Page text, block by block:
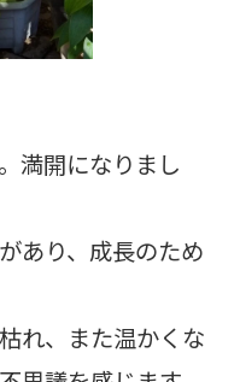
満開になりまし
あり、成長のため
れ、また温かくな